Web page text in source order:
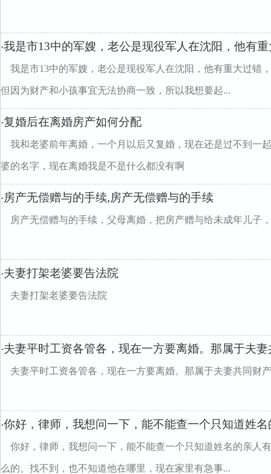
·我是市13中的军嫂，老公是现役军人在沈阳，他有
我是市13中的军嫂，老公是现役军人在沈阳，他有重大过错
但因为财产和小孩事宜无法协商一致，所以我想要起...
·复婚后在离婚房产如何分配
我和老婆前年离婚，一个月以后又复婚，现在还是过不到一
婆的名字，现在离婚我是不是什么都没有啊
·房产无偿赠与的手续,房产无偿赠与的手续
房产无偿赠与的手续，父母离婚，把房产赠与给未成年儿子
·夫妻打架老婆要告法院
夫妻打架老婆要告法院
·夫妻平时工资各管各，现在一方要离婚。那属于夫
夫妻平时工资各管各，现在一方要离婚。那属于夫妻共同财
·你好，律师，我想问一下，能不能查一个只知道姓
你好，律师，我想问一下，能不能查一个只知道姓名的亲人
么的。找不到，也不知道他在哪里，现在家里有急事...